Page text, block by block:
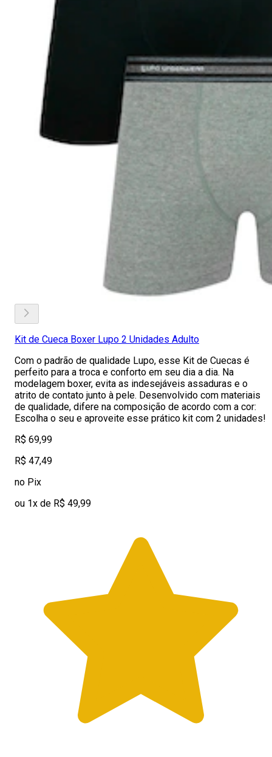
Kit de Cueca Boxer Lupo 2 Unidades Adulto
Com o padrão de qualidade Lupo, esse Kit de Cuecas é
perfeito para a troca e conforto em seu dia a dia. Na
modelagem boxer, evita as indesejáveis assaduras e o
atrito de contato junto à pele. Desenvolvido com materiais
de qualidade, difere na composição de acordo com a cor:
Escolha o seu e aproveite esse prático kit com 2 unidades!
R$ 69,99
R$ 47,49
no Pix
ou 1x de R$ 49,99